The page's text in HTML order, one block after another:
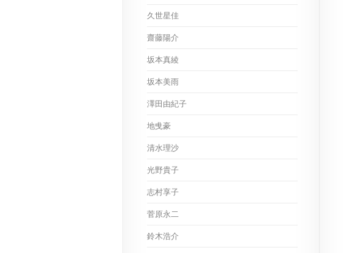
久世星佳
齋藤陽介
坂本真綾
坂本美雨
澤田由紀子
地曵豪
清水理沙
光野貴子
志村享子
菅原永二
鈴木浩介